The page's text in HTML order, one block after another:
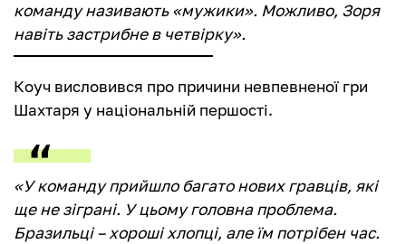
команду називають «мужики». Можливо, Зоря
навіть застрибне в четвірку».
Коуч висловився про причини невпевненої гри
Шахтаря у національній першості.
«У команду прийшло багато нових гравців, які
ще не зіграні. У цьому головна проблема.
Бразильці – хороші хлопці, але їм потрібен час.